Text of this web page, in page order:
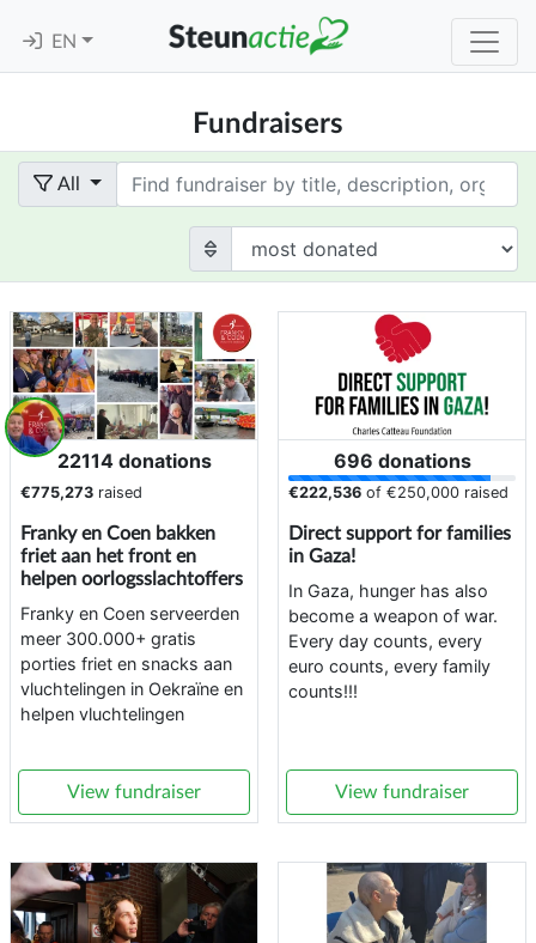
EN
Fundraisers
All Term
22114 donations
€775,273 raised
Franky en Coen bakken
friet aan het front en
helpen oorlogsslachtoffers
Franky en Coen serveerden
meer 300.000+ gratis
porties friet en snacks aan
vluchtelingen in Oekraïne en
helpen vluchtelingen
View fundraiser
696 donations
€222,536 of €250,000 raised
Direct support for families
in Gaza!
In Gaza, hunger has also
become a weapon of war.
Every day counts, every
euro counts, every family
counts!!!
View fundraiser